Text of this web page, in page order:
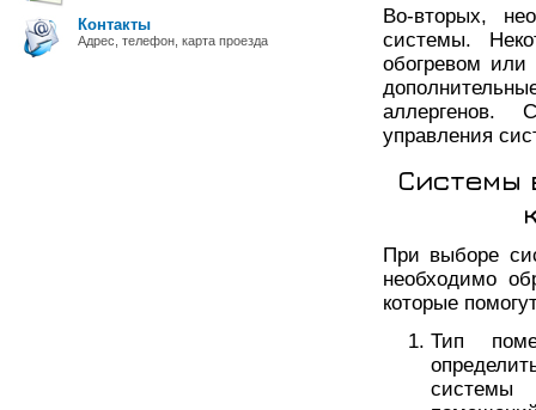
Контакты
Адрес, телефон, карта проезда
Во-вторых,
системы.
обогревом
аллергенов.
управления
Системы
При выборе
необходимо
которые
Тип
системы